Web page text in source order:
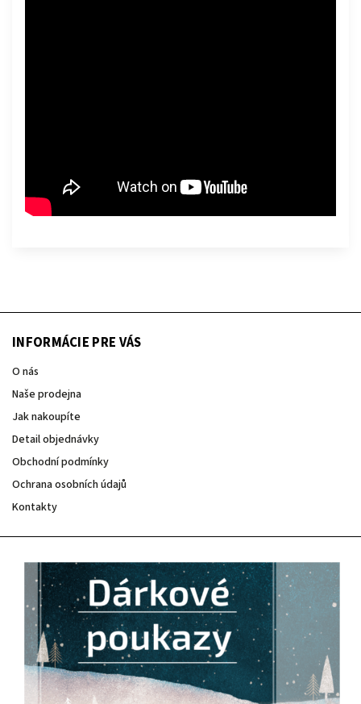
INFORMÁCIE PRE VÁS
O nás
Naše prodejna
Jak nakoupíte
Detail objednávky
Obchodní podmínky
Ochrana osobních údajů
Kontakty